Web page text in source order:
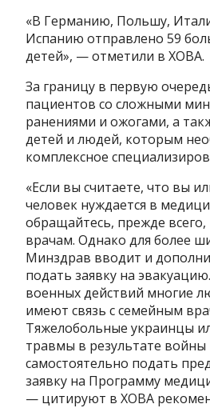
«В Германию, Польшу,
Испанию отправлено 59
детей», — отметили в ХОВА.
За границу в первую
пациентов со сложными
ранениями и ожогами, а
детей и людей, которым
комплексное
«Если вы считаете, что вы
человек нуждается в
обращайтесь, прежде
врачам. Однако для более
Минздрав вводит и
подать заявку на
военных действий многие
имеют связь с семейным
Тяжелобольные украинцы
травмы в результате войны
самостоятельно подать
заявку на Программу
— цитируют в ХОВА